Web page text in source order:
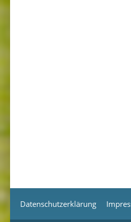
Datenschutzerklärung